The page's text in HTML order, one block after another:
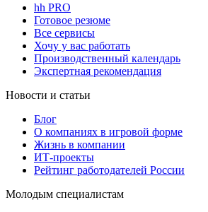
hh PRO
Готовое резюме
Все сервисы
Хочу у вас работать
Производственный календарь
Экспертная рекомендация
Новости и статьи
Блог
О компаниях в игровой форме
Жизнь в компании
ИТ-проекты
Рейтинг работодателей России
Молодым специалистам